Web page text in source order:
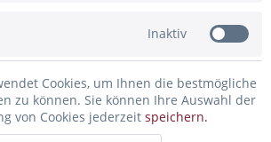
Hersteller sind verfübar......mehr
Inaktiv
Cookies, um Ihnen die bestmögliche
zu können. Sie können Ihre Auswahl der
von Cookies jederzeit speichern.